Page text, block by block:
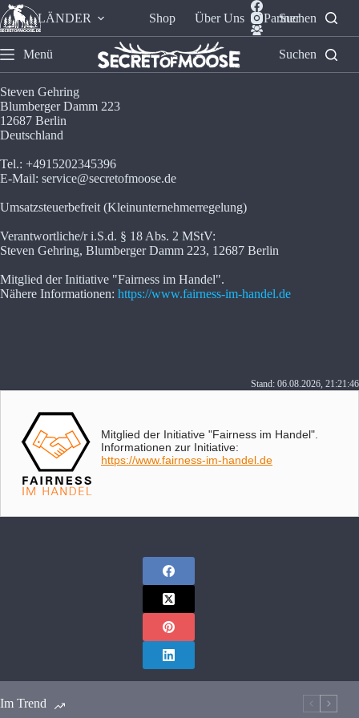
LÄNDER Shop Über Uns Partner
Suchen
Menü Suchen
Steven Gehring
Blumberger Damm 223
12687 Berlin
Deutschland
Tel.: +4915202345396
E-Mail: service@secretofmoose.de
Umsatzsteuerbefreit (Kleinunternehmerregelung)
Verantwortliche/r i.S.d. § 18 Abs. 2 MStV:
Steven Gehring, Blumberger Damm 223, 12687 Berlin
Mitglied der Initiative "Fairness im Handel".
Nähere Informationen: https://www.fairness-im-handel.de
Stand: 06.08.2026, 21:21:46
Mitglied der Initiative "Fairness im Handel".
Informationen zur Initiative:
https://www.fairness-im-handel.de
Im Trend